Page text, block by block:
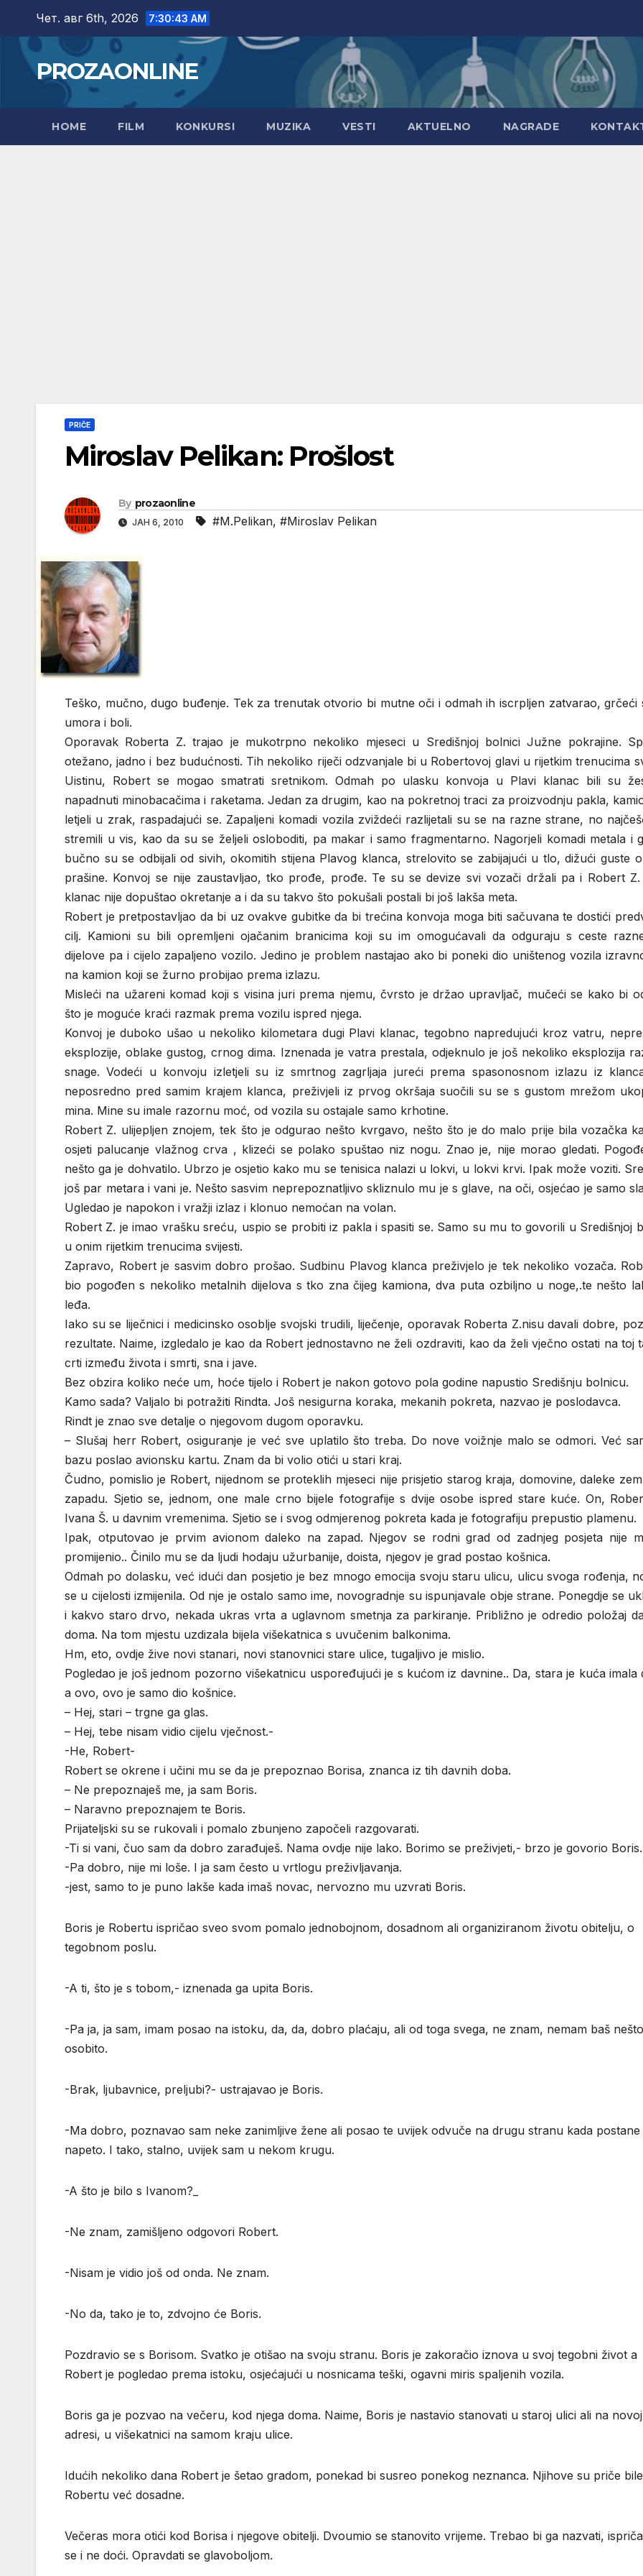
content
Чет. авг 6th, 2026 7:30:44 AM
PROZAONLINE
HOME FILM KONKURSI MUZIKA VESTI AKTUELNO NAGRADE
PRIČE
Miroslav Pelikan: Prošlost
By prozaonline
ЈАН 6, 2010 #M.Pelikan, #Miroslav Pelikan
Teško, mučno, dugo buđenje. Tek za trenutak otvorio bi mutne oči i odmah ih iscrpljen zatvarao, grčeći
umora i boli.
Oporavak Roberta Z. trajao je mukotrpno nekoliko mjeseci u Središnjoj bolnici Južne pokrajine.
otežano, jadno i bez budućnosti. Tih nekoliko riječi odzvanjale bi u Robertovoj glavi u rijetkim trenucima
Uistinu, Robert se mogao smatrati sretnikom. Odmah po ulasku konvoja u Plavi klanac bili su
napadnuti minobacačima i raketama. Jedan za drugim, kao na pokretnoj traci za proizvodnju pakla,
letjeli u zrak, raspadajući se. Zapaljeni komadi vozila zviždeći razlijetali su se na razne strane, no
stremili u vis, kao da su se željeli osloboditi, pa makar i samo fragmentarno. Nagorjeli komadi metala i
bučno su se odbijali od sivih, okomitih stijena Plavog klanca, strelovito se zabijajući u tlo, dižući guste
prašine. Konvoj se nije zaustavljao, tko prođe, prođe. Te su se devize svi vozači držali pa i Robert Z.
klanac nije dopuštao okretanje a i da su takvo što pokušali postali bi još lakša meta.
Robert je pretpostavljao da bi uz ovakve gubitke da bi trećina konvoja moga biti sačuvana te dostići
cilj. Kamioni su bili opremljeni ojačanim branicima koji su im omogućavali da odguraju s ceste
dijelove pa i cijelo zapaljeno vozilo. Jedino je problem nastajao ako bi poneki dio uništenog vozila
na kamion koji se žurno probijao prema izlazu.
Misleći na užareni komad koji s visina juri prema njemu, čvrsto je držao upravljač, mučeći se kako bi
što je moguće kraći razmak prema vozilu ispred njega.
Konvoj je duboko ušao u nekoliko kilometara dugi Plavi klanac, tegobno napredujući kroz vatru,
eksplozije, oblake gustog, crnog dima. Iznenada je vatra prestala, odjeknulo je još nekoliko eksplozija
snage. Vodeći u konvoju izletjeli su iz smrtnog zagrljaja jureći prema spasonosnom izlazu iz
neposredno pred samim krajem klanca, preživjeli iz prvog okršaja suočili su se s gustom mrežom
mina. Mine su imale razornu moć, od vozila su ostajale samo krhotine.
Robert Z. ulijepljen znojem, tek što je odgurao nešto kvrgavo, nešto što je do malo prije bila vozačka
osjeti palucanje vlažnog crva , klizeći se polako spuštao niz nogu. Znao je, nije morao gledati.
nešto ga je dohvatilo. Ubrzo je osjetio kako mu se tenisica nalazi u lokvi, u lokvi krvi. Ipak može voziti.
još par metara i vani je. Nešto sasvim neprepoznatljivo skliznulo mu je s glave, na oči, osjećao je samo
Ugledao je napokon i vražji izlaz i klonuo nemoćan na volan.
Robert Z. je imao vrašku sreću, uspio se probiti iz pakla i spasiti se. Samo su mu to govorili u Središnjoj
u onim rijetkim trenucima svijesti.
Zapravo, Robert je sasvim dobro prošao. Sudbinu Plavog klanca preživjelo je tek nekoliko vozača.
bio pogođen s nekoliko metalnih dijelova s tko zna čijeg kamiona, dva puta ozbiljno u noge,.te nešto
leđa.
Iako su se liječnici i medicinsko osoblje svojski trudili, liječenje, oporavak Roberta Z.nisu davali dobre,
rezultate. Naime, izgledalo je kao da Robert jednostavno ne želi ozdraviti, kao da želi vječno ostati na toj
crti između života i smrti, sna i jave.
Bez obzira koliko neće um, hoće tijelo i Robert je nakon gotovo pola godine napustio Središnju bolnicu.
Kamo sada? Valjalo bi potražiti Rindta. Još nesigurna koraka, mekanih pokreta, nazvao je poslodavca.
Rindt je znao sve detalje o njegovom dugom oporavku.
– Slušaj herr Robert, osiguranje je već sve uplatilo što treba. Do nove voižnje malo se odmori. Već
bazu poslao avionsku kartu. Znam da bi volio otići u stari kraj.
Čudno, pomislio je Robert, nijednom se proteklih mjeseci nije prisjetio starog kraja, domovine, daleke
zapadu. Sjetio se, jednom, one male crno bijele fotografije s dvije osobe ispred stare kuće. On,
Ivana Š. u davnim vremenima. Sjetio se i svog odmjerenog pokreta kada je fotografiju prepustio plamenu.
Ipak, otputovao je prvim avionom daleko na zapad. Njegov se rodni grad od zadnjeg posjeta nije
promijenio.. Činilo mu se da ljudi hodaju užurbanije, doista, njegov je grad postao košnica.
Odmah po dolasku, već idući dan posjetio je bez mnogo emocija svoju staru ulicu, ulicu svoga rođenja,
se u cijelosti izmijenila. Od nje je ostalo samo ime, novogradnje su ispunjavale obje strane. Ponegdje se
i kakvo staro drvo, nekada ukras vrta a uglavnom smetnja za parkiranje. Približno je odredio položaj
doma. Na tom mjestu uzdizala bijela višekatnica s uvučenim balkonima.
Hm, eto, ovdje žive novi stanari, novi stanovnici stare ulice, tugaljivo je mislio.
Pogledao je još jednom pozorno višekatnicu uspoređujući je s kućom iz davnine.. Da, stara je kuća imala
a ovo, ovo je samo dio košnice.
– Hej, stari – trgne ga glas.
– Hej, tebe nisam vidio cijelu vječnost.-
-He, Robert-
Robert se okrene i učini mu se da je prepoznao Borisa, znanca iz tih davnih doba.
– Ne prepoznaješ me, ja sam Boris.
– Naravno prepoznajem te Boris.
Prijateljski su se rukovali i pomalo zbunjeno započeli razgovarati.
-Ti si vani, čuo sam da dobro zarađuješ. Nama ovdje nije lako. Borimo se preživjeti,- brzo je govorio Boris.
-Pa dobro, nije mi loše. I ja sam često u vrtlogu preživljavanja.
-jest, samo to je puno lakše kada imaš novac, nervozno mu uzvrati Boris.
Boris je Robertu ispričao sveo svom pomalo jednobojnom, dosadnom ali organiziranom životu obitelju, o
tegobnom poslu.
-A ti, što je s tobom,- iznenada ga upita Boris.
-Pa ja, ja sam, imam posao na istoku, da, da, dobro plaćaju, ali od toga svega, ne znam, nemam baš nešto
osobito.
-Brak, ljubavnice, preljubi?- ustrajavao je Boris.
-Ma dobro, poznavao sam neke zanimljive žene ali posao te uvijek odvuče na drugu stranu kada postane
napeto. I tako, stalno, uvijek sam u nekom krugu.
-A što je bilo s Ivanom?_
-Ne znam, zamišljeno odgovori Robert.
-Nisam je vidio još od onda. Ne znam.
-No da, tako je to, zdvojno će Boris.
Pozdravio se s Borisom. Svatko je otišao na svoju stranu. Boris je zakoračio iznova u svoj tegobni život a
Robert je pogledao prema istoku, osjećajući u nosnicama teški, ogavni miris spaljenih vozila.
Boris ga je pozvao na večeru, kod njega doma. Naime, Boris je nastavio stanovati u staroj ulici ali na novoj
adresi, u višekatnici na samom kraju ulice.
Idućih nekoliko dana Robert je šetao gradom, ponekad bi susreo ponekog neznanca. Njihove su priče
Robertu već dosadne.
Večeras mora otići kod Borisa i njegove obitelji. Dvoumio se stanovito vrijeme. Trebao bi ga nazvati,
se i ne doći. Opravdati se glavoboljom.